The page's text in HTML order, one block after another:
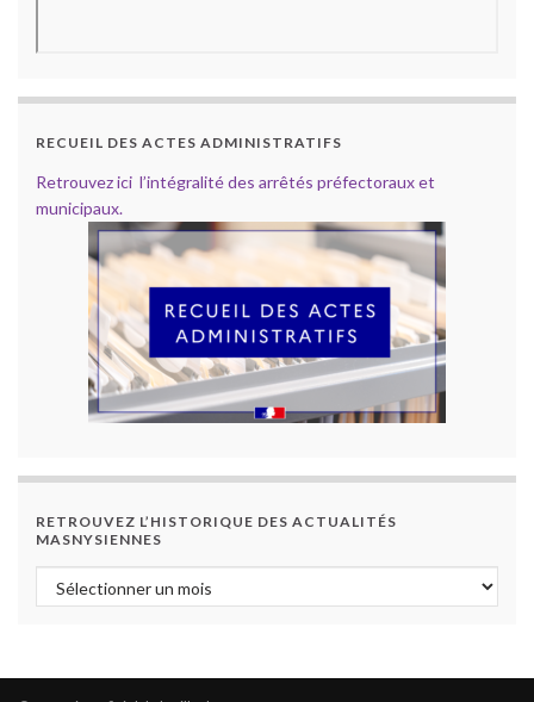
RECUEIL DES ACTES ADMINISTRATIFS
Retrouvez ici l’intégralité des arrêtés préfectoraux et
municipaux.
RETROUVEZ L’HISTORIQUE DES ACTUALITÉS
MASNYSIENNES
Retrouvez l’historique des actualités masnysiennes